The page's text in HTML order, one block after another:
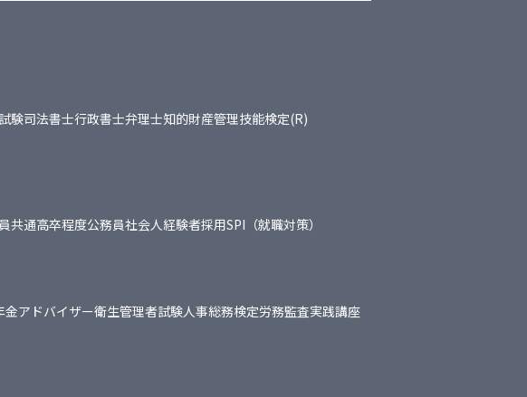
験司法書士行政書士弁理士知的財産管理技能検定(R)
共通高卒程度公務員社会人経験者採用SPI（就職対策）
金アドバイザー衛生管理者試験人事総務検定労務監査実践講座